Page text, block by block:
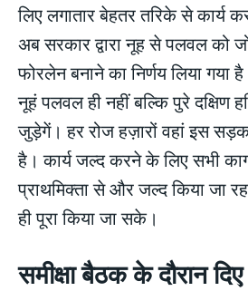
लिए लगातार बेहतर तरिके से कार्य
अब सरकार द्वारा नूह से पलवल को
फोरलेन बनाने का निर्णय लिया
नूहं पलवल ही नहीं बल्कि पुरे दक्षिण
जुड़ेगें। हर रोज हज़ारों वहां इस
है। कार्य जल्द करने के लिए सभी
प्राथमिक्ता से और जल्द किया जा
ही पूरा किया जा सके।
समीक्षा बैठक के दौरान